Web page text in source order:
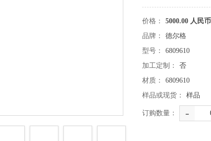
价格：
5000.00 人民币
品牌：
德尔格
型号：
6809610
加工定制：
否
材质：
6809610
样品或现货：
样品
订购数量： -